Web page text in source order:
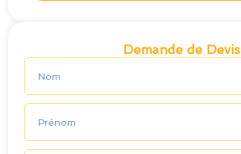
Demande de Devis